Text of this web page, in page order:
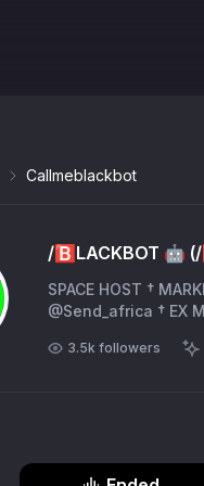
Callmeblackbot
/🅱️LACKBOT 🤖
SPACE HOST †
@Send_africa † EX
3.5k followers